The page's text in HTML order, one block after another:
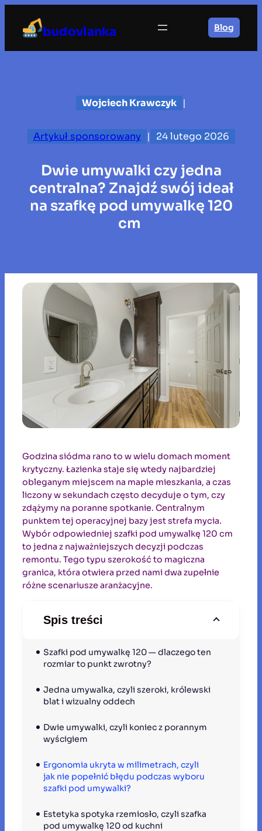
treści
budovlanka Blog
Wojciech Krawczyk |
Artykuł sponsorowany | 24 lutego 2026
Dwie umywalki czy jedna
centralna? Znajdź swój ideał
na szafkę pod umywalkę 120
cm
Godzina siódma rano to w wielu domach moment
krytyczny. Łazienka staje się wtedy najbardziej
obleganym miejscem na mapie mieszkania, a czas
liczony w sekundach często decyduje o tym, czy
zdążymy na poranne spotkanie. Centralnym
punktem tej operacyjnej bazy jest strefa mycia.
Wybór odpowiedniej szafki pod umywalkę 120 cm
to jedna z najważniejszych decyzji podczas
remontu. Tego typu szerokość to magiczna
granica, która otwiera przed nami dwa zupełnie
różne scenariusze aranżacyjne.
Spis treści
Szafki pod umywalkę 120 — dlaczego ten
rozmiar to punkt zwrotny?
Jedna umywalka, czyli szeroki, królewski
blat i wizualny oddech
Dwie umywalki, czyli koniec z porannym
wyścigiem
Ergonomia ukryta w milimetrach, czyli
jak nie popełnić błędu podczas wyboru
szafki pod umywalki?
Estetyka spotyka rzemiosło, czyli szafka
pod umywalkę 120 od kuchni